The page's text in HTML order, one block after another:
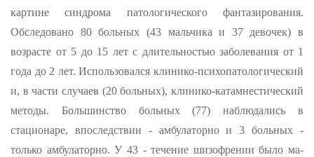
картине синдрома патологического фантазирования.
Обследовано 80 больных (43 мальчика и 37 девочек) в
возрасте от 5 до 15 лет с длительностью заболевания от 1
года до 2 лет. Ис­пользовался клинико-психопатологический
и, в части случаев (20 больных), клинико-катамнестический
методы. Большинство больных (77) наблюдались в
стационаре, впоследствии - амбулаторно и 3 больных -
только амбулаторно. У 43 - течение шизофрении было ма­